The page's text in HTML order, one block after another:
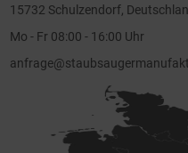
15732 Schulzendorf,
Mo - Fr 08:00 - 16:00 Uhr